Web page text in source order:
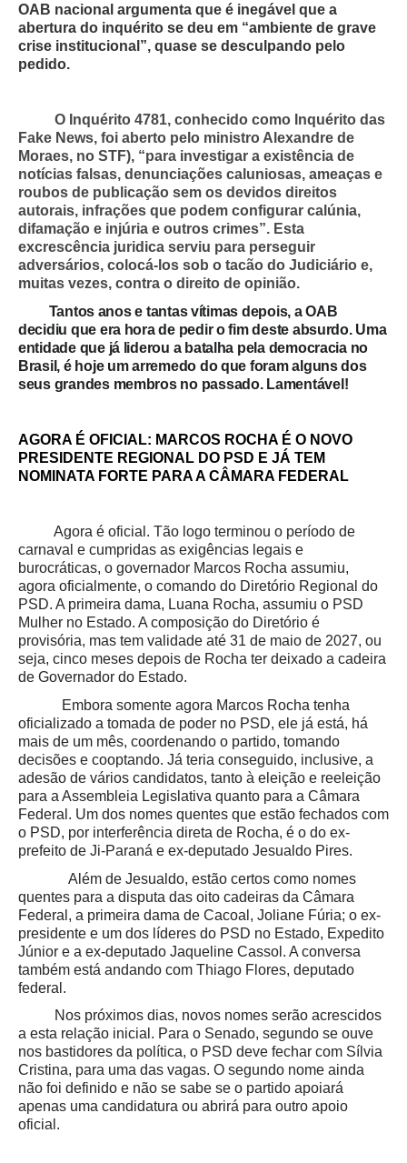
OAB nacional argumenta que é inegável que a
abertura do inquérito se deu em “ambiente de grave
crise institucional”, quase se desculpando pelo
pedido.
O Inquérito 4781, conhecido como Inquérito das
Fake News, foi aberto pelo ministro Alexandre de
Moraes, no STF), “para investigar a existência de
notícias falsas, denunciações caluniosas, ameaças e
roubos de publicação sem os devidos direitos
autorais, infrações que podem configurar calúnia,
difamação e injúria e outros crimes”. Esta
excrescência juridica serviu para perseguir
adversários, colocá-los sob o tacão do Judiciário e,
muitas vezes, contra o direito de opinião.
Tantos anos e tantas vítimas depois, a OAB
decidiu que era hora de pedir o fim deste absurdo. Uma
entidade que já liderou a batalha pela democracia no
Brasil, é hoje um arremedo do que foram alguns dos
seus grandes membros no passado. Lamentável!
AGORA É OFICIAL: MARCOS ROCHA É O NOVO
PRESIDENTE REGIONAL DO PSD E JÁ TEM
NOMINATA FORTE PARA A CÂMARA FEDERAL
Agora é oficial. Tão logo terminou o período de
carnaval e cumpridas as exigências legais e
burocráticas, o governador Marcos Rocha assumiu,
agora oficialmente, o comando do Diretório Regional do
PSD. A primeira dama, Luana Rocha, assumiu o PSD
Mulher no Estado. A composição do Diretório é
provisória, mas tem validade até 31 de maio de 2027, ou
seja, cinco meses depois de Rocha ter deixado a cadeira
de Governador do Estado.
Embora somente agora Marcos Rocha tenha
oficializado a tomada de poder no PSD, ele já está, há
mais de um mês, coordenando o partido, tomando
decisões e cooptando. Já teria conseguido, inclusive, a
adesão de vários candidatos, tanto à eleição e reeleição
para a Assembleia Legislativa quanto para a Câmara
Federal. Um dos nomes quentes que estão fechados com
o PSD, por interferência direta de Rocha, é o do ex-
prefeito de Ji-Paraná e ex-deputado Jesualdo Pires.
Além de Jesualdo, estão certos como nomes
quentes para a disputa das oito cadeiras da Câmara
Federal, a primeira dama de Cacoal, Joliane Fúria; o ex-
presidente e um dos líderes do PSD no Estado, Expedito
Júnior e a ex-deputado Jaqueline Cassol. A conversa
também está andando com Thiago Flores, deputado
federal.
Nos próximos dias, novos nomes serão acrescidos
a esta relação inicial. Para o Senado, segundo se ouve
nos bastidores da política, o PSD deve fechar com Sílvia
Cristina, para uma das vagas. O segundo nome ainda
não foi definido e não se sabe se o partido apoiará
apenas uma candidatura ou abrirá para outro apoio
oficial.